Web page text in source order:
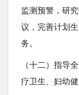
监测预警，研
议，完善计划
务。
（十二）指导
疗卫生、妇幼